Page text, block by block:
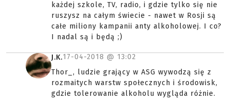
każdej szkole, TV, radio, i gdzie tylko się nie
ruszysz na całym świecie - nawet w Rosji są
całe miliony kampanii anty alkoholowej. I co?
I nadal są i będą ;)
J.K.17-04-2018 @ 13:02
Thor_, ludzie grający w ASG wywodzą się z
rozmaitych warstw społecznych i środowisk,
gdzie tolerowanie alkoholu wygląda różnie.